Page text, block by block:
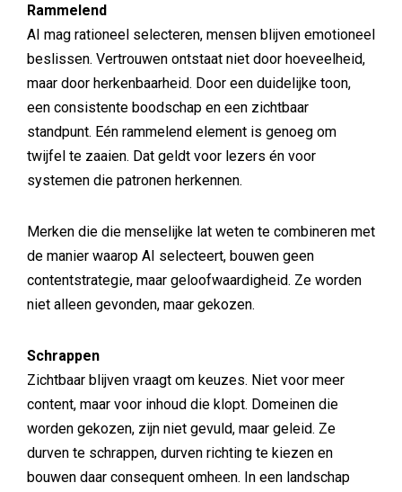
Rammelend
AI mag rationeel selecteren, mensen blijven emotioneel
beslissen. Vertrouwen ontstaat niet door hoeveelheid,
maar door herkenbaarheid. Door een duidelijke toon,
een consistente boodschap en een zichtbaar
standpunt. Eén rammelend element is genoeg om
twijfel te zaaien. Dat geldt voor lezers én voor
systemen die patronen herkennen.
Merken die die menselijke lat weten te combineren met
de manier waarop AI selecteert, bouwen geen
contentstrategie, maar geloofwaardigheid. Ze worden
niet alleen gevonden, maar gekozen.
Schrappen
Zichtbaar blijven vraagt om keuzes. Niet voor meer
content, maar voor inhoud die klopt. Domeinen die
worden gekozen, zijn niet gevuld, maar geleid. Ze
durven te schrappen, durven richting te kiezen en
bouwen daar consequent omheen. In een landschap